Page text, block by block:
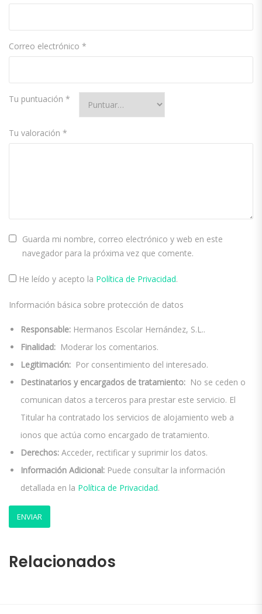
Correo electrónico *
Tu puntuación *
Tu valoración *
Guarda mi nombre, correo electrónico y web en este
navegador para la próxima vez que comente.
He leído y acepto la Política de Privacidad.
Información básica sobre protección de datos
Responsable: Hermanos Escolar Hernández, S.L..
Finalidad: Moderar los comentarios.
Legitimación: Por consentimiento del interesado.
Destinatarios y encargados de tratamiento: No se ceden o
comunican datos a terceros para prestar este servicio. El
Titular ha contratado los servicios de alojamiento web a
ionos que actúa como encargado de tratamiento.
Derechos: Acceder, rectificar y suprimir los datos.
Información Adicional: Puede consultar la información
detallada en la Política de Privacidad.
Relacionados